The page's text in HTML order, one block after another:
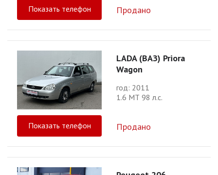
Показать телефон Продано
LADA (ВАЗ) Priora
Wagon
год: 2011
1.6 МТ 98 л.с.
Показать телефон Продано